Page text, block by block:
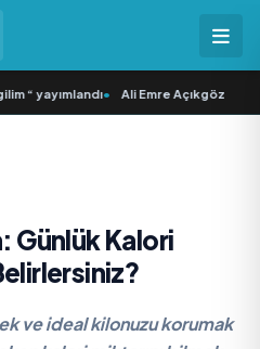
• Ali Emre Açıkgöz Galimidi,
Günlük Kalori
ve ideal kilonuzu korumak